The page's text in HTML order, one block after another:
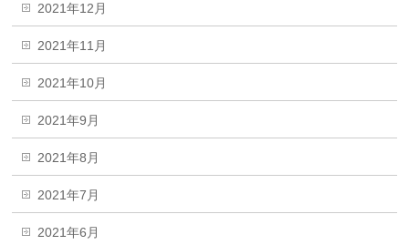
2021年12月
2021年11月
2021年10月
2021年9月
2021年8月
2021年7月
2021年6月